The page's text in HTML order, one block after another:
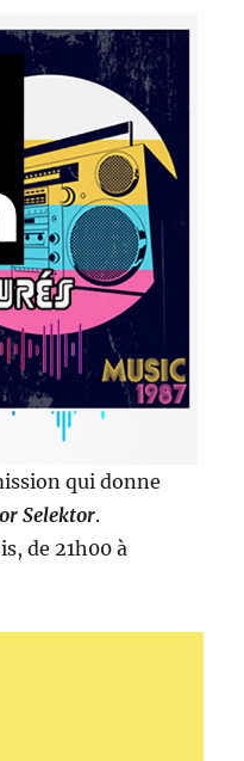
qui donne
Selektor.
de 21h00 à